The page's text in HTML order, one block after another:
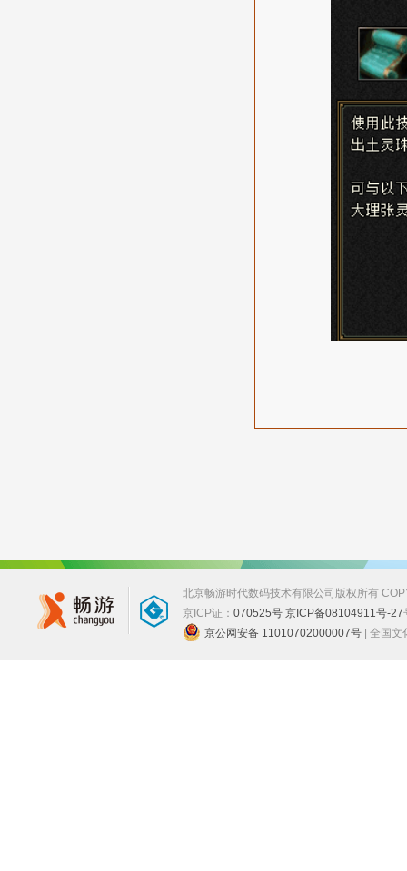
北京畅游时代数码技术有限公司版权所有
京ICP证： 070525号 京ICP备08104911号-27
京公网安备 11010702000007号 | 全国